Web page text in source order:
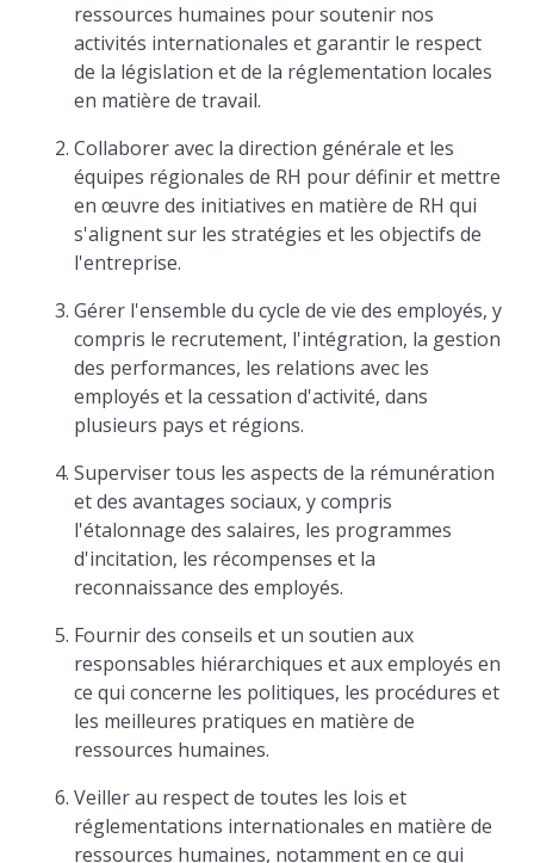
ressources humaines pour soutenir nos
activités internationales et garantir le respect
de la législation et de la réglementation locales
en matière de travail.
Collaborer avec la direction générale et les
équipes régionales de RH pour définir et mettre
en œuvre des initiatives en matière de RH qui
s'alignent sur les stratégies et les objectifs de
l'entreprise.
Gérer l'ensemble du cycle de vie des employés, y
compris le recrutement, l'intégration, la gestion
des performances, les relations avec les
employés et la cessation d'activité, dans
plusieurs pays et régions.
Superviser tous les aspects de la rémunération
et des avantages sociaux, y compris
l'étalonnage des salaires, les programmes
d'incitation, les récompenses et la
reconnaissance des employés.
Fournir des conseils et un soutien aux
responsables hiérarchiques et aux employés en
ce qui concerne les politiques, les procédures et
les meilleures pratiques en matière de
ressources humaines.
Veiller au respect de toutes les lois et
réglementations internationales en matière de
ressources humaines, notamment en ce qui